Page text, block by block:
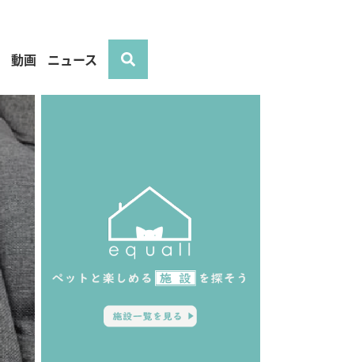
動画 ニュース